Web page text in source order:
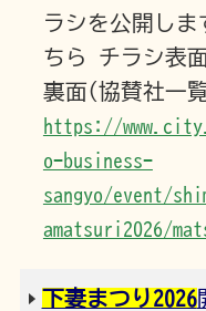
ラシを公開し
ちら チラシ表
裏面(協賛社一
https://
o-business-
sangyo/event/
amatsuri2026/
下妻まつり2026